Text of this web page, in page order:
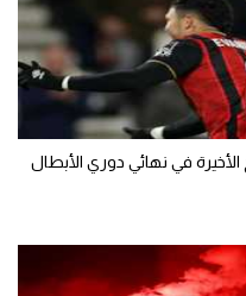
الأخيرة في نهائي دوري الأبطال